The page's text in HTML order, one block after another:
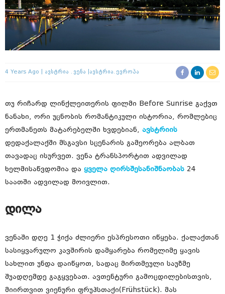
4 Years Ago Ავსტრია Ვენა Ავსტრია Ევროპა
თუ რიჩარდ ლინქლეითერის ფილმი Before Sunrise გაქვთ
ნანახი, ორი უცნობის რომანტიკული ისტორია, რომლებიც
ერთმანეთს მატარებელში ხვდებიან, ავსტრიის
დედაქალაქში მსგავსი სცენარის გამეორება ალბათ
თავადაც ისურვეთ. ვენა ტრანსპორტით ადვილად
ხელმისაწვდომია და ყველა ღირსშესანიშნაობას 24
საათში ადვილად მოივლით.
დილა
ვენაში დღე 1 ჭიქა ძლიერი ესპრესოთი იწყება. ქალაქთან
სასიყვარულო კავშირის დამყარება რომელიმე ყავის
სახლით უნდა დაიწყოთ, სადაც მირთმეული საუზმე
შუადღემდე გაგყვებათ. ავთენტური გამოცდილებისთვის,
მიირთვით ვიენური ფრუჰსთაქი(Frühstück). მას